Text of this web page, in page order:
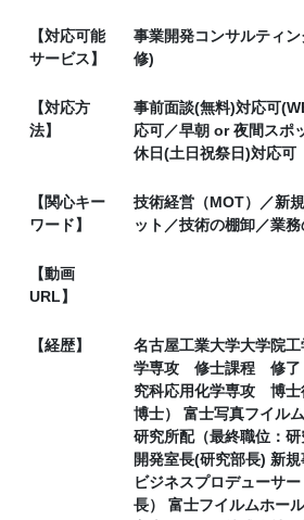
【対応可能
サービス】
事業開発コンサルティ
修)
【対応方
法】
事前面談(無料)対応可
応可／早朝 or 夜間スポ
休日(土日祝祭日)対応可
【関心キー
ワード】
技術経営（MOT）／新
ット／技術の棚卸／業
【動画
URL】
【経歴】
名古屋工業大学大学院
学専攻 修士課程 修了
究科応用化学専攻 博
博士） 富士写真フイル
研究所配（最終職位：
開発室長(研究部長) 新
ビジネスプロデューサ
長） 富士フイルムホー